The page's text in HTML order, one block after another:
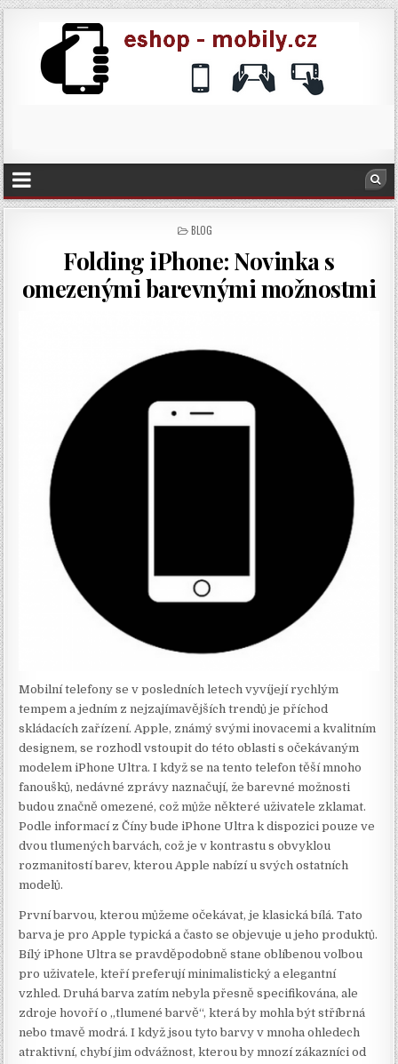
POSTED
BLOG
Folding iPhone: Novinka s
omezenými barevnými možnostmi
Mobilní telefony se v posledních letech vyvíjejí rychlým
tempem a jedním z nejzajímavějších trendů je příchod
skládacích zařízení. Apple, známý svými inovacemi a kvalitním
designem, se rozhodl vstoupit do této oblasti s očekávaným
modelem iPhone Ultra. I když se na tento telefon těší mnoho
fanoušků, nedávné zprávy naznačují, že barevné možnosti
budou značně omezené, což může některé uživatele zklamat.
Podle informací z Číny bude iPhone Ultra k dispozici pouze ve
dvou tlumených barvách, což je v kontrastu s obvyklou
rozmanitostí barev, kterou Apple nabízí u svých ostatních
modelů.
První barvou, kterou můžeme očekávat, je klasická bílá. Tato
barva je pro Apple typická a často se objevuje u jeho produktů.
Bílý iPhone Ultra se pravděpodobně stane oblíbenou volbou
pro uživatele, kteří preferují minimalistický a elegantní
vzhled. Druhá barva zatím nebyla přesně specifikována, ale
zdroje hovoří o „tlumené barvě“, která by mohla být stříbrná
nebo tmavě modrá. I když jsou tyto barvy v mnoha ohledech
atraktivní, chybí jim odvážnost, kterou by mnozí zákazníci od